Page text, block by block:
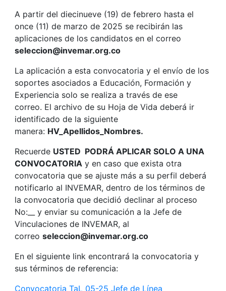
A partir del diecinueve (19) de febrero hasta el
once (11) de marzo de 2025 se recibirán las
aplicaciones de los candidatos en el correo
seleccion@invemar.org.co
La aplicación a esta convocatoria y el envío de los
soportes asociados a Educación, Formación y
Experiencia solo se realiza a través de ese
correo. El archivo de su Hoja de Vida deberá ir
identificado de la siguiente
manera: HV_Apellidos_Nombres.
Recuerde USTED PODRÁ APLICAR SOLO A UNA
CONVOCATORIA y en caso que exista otra
convocatoria que se ajuste más a su perfil deberá
notificarlo al INVEMAR, dentro de los términos de
la convocatoria que decidió declinar al proceso
No:__ y enviar su comunicación a la Jefe de
Vinculaciones de INVEMAR, al
correo seleccion@invemar.org.co
En el siguiente link encontrará la convocatoria y
sus términos de referencia:
Convocatoria TaL 05-25 Jefe de Línea